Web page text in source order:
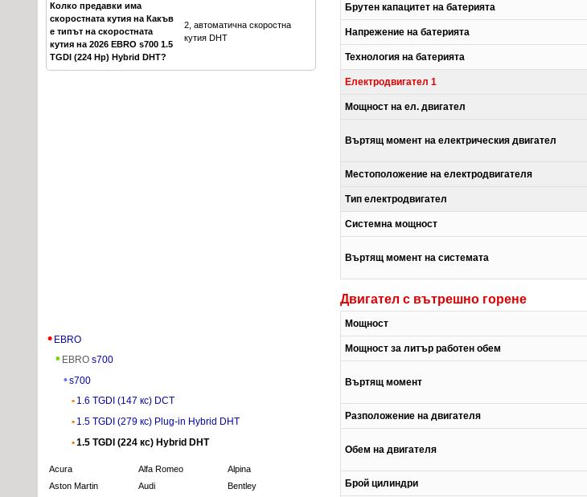
Колко предавки има
скоростната кутия на Какъв
е типът на скоростната
кутия на 2026 EBRO s700 1.5
TGDI (224 Hp) Hybrid DHT?
2, автоматична скоростна
кутия DHT
EBRO
EBRO s700
s700
1.6 TGDI (147 кс) DCT
1.5 TGDI (279 кс) Plug-in Hybrid DHT
1.5 TGDI (224 кс) Hybrid DHT
Acura Alfa Romeo
Alpina
Aston Martin
Audi
Bentley
Брутен капацитет на батерията
Напрежение на батерията
Технология на батерията
Електродвигател 1
Мощност на ел. двигател
Въртящ момент на електрическия двигател
Местоположение на електродвигателя
Тип електродвигател
Системна мощност
Въртящ момент на системата
Двигател с вътрешно горене
Мощност
Мощност за литър работен обем
Въртящ момент
Разположение на двигателя
Обем на двигателя
Брой цилиндри